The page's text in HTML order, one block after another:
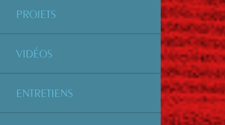
PROJETS
VIDÉOS
ENTRETIENS